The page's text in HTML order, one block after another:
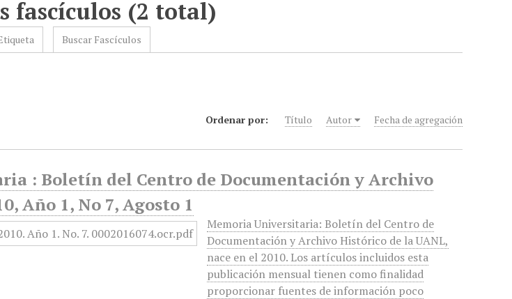
fascículos (2 total)
Buscar Fascículos
Ordenar por: Título Autor Fecha de agregación
: Boletín del Centro de Documentación y Archivo
Año 1, No 7, Agosto 1
Memoria Universitaria: Boletín del Centro de
Documentación y Archivo Histórico de la UANL,
nace en el 2010. Los artículos incluidos esta
publicación mensual tienen como finalidad
proporcionar fuentes de información poco